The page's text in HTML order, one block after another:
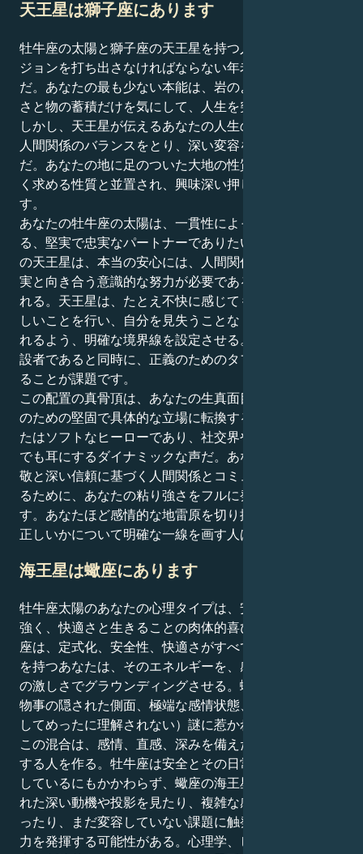
天王星は獅子座にあります
牡牛座の太陽と獅子座の天王星を持つ人は、革命的なビ
ジョンを打ち出さなければならない年老いた農夫のよう
だ。あなたの最も少ない本能は、岩のようになり、快適
さと物の蓄積だけを気にして、人生を突っ走ることだ。
しかし、天王星が伝えるあなたの人生のメッセージは、
人間関係のバランスをとり、深い変容を組織すること
だ。あなたの地に足のついた大地の性質は、客観性を強
く求める性質と並置され、興味深い押し引きを生み出
す。
あなたの牡牛座の太陽は、一貫性によって魂が癒され
る、堅実で忠実なパートナーでありたい。しかし獅子座
の天王星は、本当の安心には、人間関係の根底にある現
実と向き合う意識的な努力が必要であることを教えてく
れる。天王星は、たとえ不快に感じても立ち上がり、正
しいことを行い、自分を見失うことなく他人に寛大にな
れるよう、明確な境界線を設定させる。自信に満ちた建
設者であると同時に、正義のためのタフな擁護者でもあ
ることが課題です。
この配置の真骨頂は、あなたの生真面目な実用性を、善
のための堅固で具体的な立場に転換することです。あな
たはソフトなヒーローであり、社交界やそれ以外の場所
でも耳にするダイナミックな声だ。あなたの課題は、尊
敬と深い信頼に基づく人間関係とコミュニティを創造す
るために、あなたの粘り強さをフルに発揮することで
す。あなたほど感情的な地雷原を切り抜けながら、何が
正しいかについて明確な一線を画す人はいない。
海王星は蠍座にあります
牡牛座太陽のあなたの心理タイプは、安定していて忍耐
強く、快適さと生きることの肉体的喜びを愛する。牡牛
座は、定式化、安全性、快適さがすべて。蠍座の海王星
を持つあなたは、そのエネルギーを、感情、直感、変容
の激しさでグラウンディングさせる。蠍座の海王星は、
物事の隠された側面、極端な感情状態、人生の暗い（そ
してめったに理解されない）謎に惹かれる。
この混合は、感情、直感、深みを備えた現実主義を体現
する人を作る。牡牛座は安全とその日常的な維持に同調
しているにもかかわらず、蠍座の海王星によって、隠さ
れた深い動機や投影を見たり、複雑な感情のねじれを扱
ったり、まだ変容していない課題に触発されたりする能
力を発揮する可能性がある。心理学、ヒーリング、研